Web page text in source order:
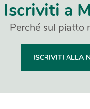
Iscriviti a
Perché sul piatto
ISCRIVITI ALLA